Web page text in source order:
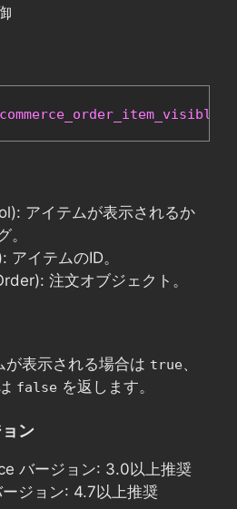
アイテムが表示されるか
。
アイテムのID。
注文オブジェクト。
表示される場合は true、
false を返します。
ン
バージョン: 3.0以上推奨
ジョン: 4.7以上推奨